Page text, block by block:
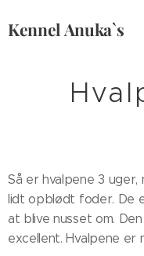
Kennel Anuka`s
Så er hvalpene 3
lidt opblødt foder. De
at blive nusset om.
excellent. Hvalpene er